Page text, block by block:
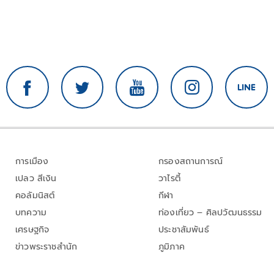
การเมือง
เปลว สีเงิน
คอลัมนิสต์
บทความ
เศรษฐกิจ
ข่าวพระราชสำนัก
กรองสถานการณ์
วาไรตี้
กีฬา
ท่องเที่ยว – ศิลปวัฒนธรรม
ประชาสัมพันธ์
ภูมิภาค